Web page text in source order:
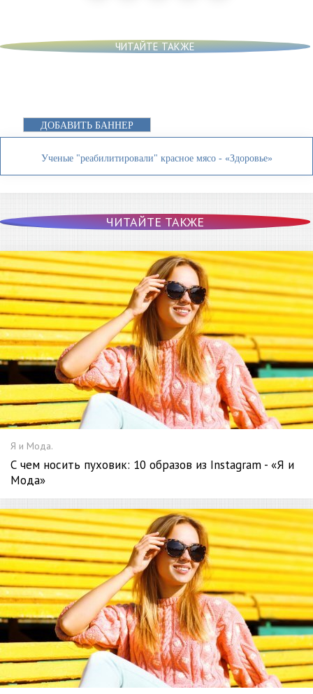
ЧИТАЙТЕ ТАКЖЕ
ДОБАВИТЬ БАННЕР
Ученые "реабилитировали" красное мясо - «Здоровье»
ЧИТАЙТЕ ТАКЖЕ
Я и Мода.
С чем носить пуховик: 10 образов из Instagram - «Я и
Мода»